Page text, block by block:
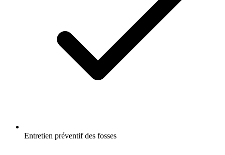
Entretien préventif des fosses